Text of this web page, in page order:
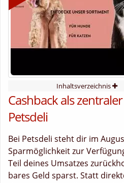
Inhaltsverzeichnis
Cashback als
Petsdeli
Bei Petsdeli steht dir im
Sparmöglichkeit zur
Teil deines Umsatzes
bares Geld sparst. Statt